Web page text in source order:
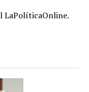
LaPolíticaOnline.